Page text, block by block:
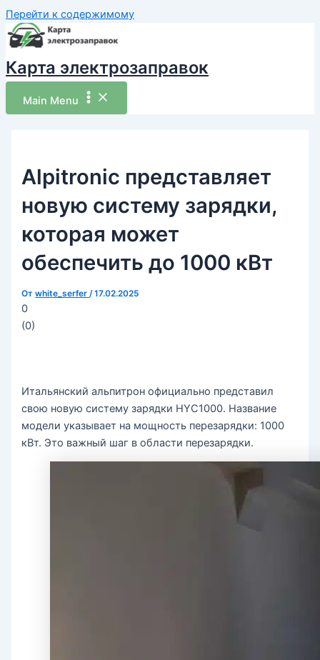
Перейти к содержимому
Карта электрозаправок
Main Menu
Alpitronic представляет
новую систему зарядки,
которая может
обеспечить до 1000 кВт
Отwhite_serfer/17.02.2025
0
(0)
Итальянский альпитрон официально представил
свою новую систему зарядки HYC1000. Название
модели указывает на мощность перезарядки: 1000
кВт. Это важный шаг в области перезарядки.